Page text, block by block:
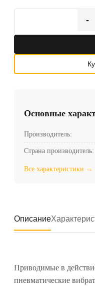
-
Основные
Производитель:
Страна производитель:
Все характеристики →
Описание
Приводимые в
пневматические